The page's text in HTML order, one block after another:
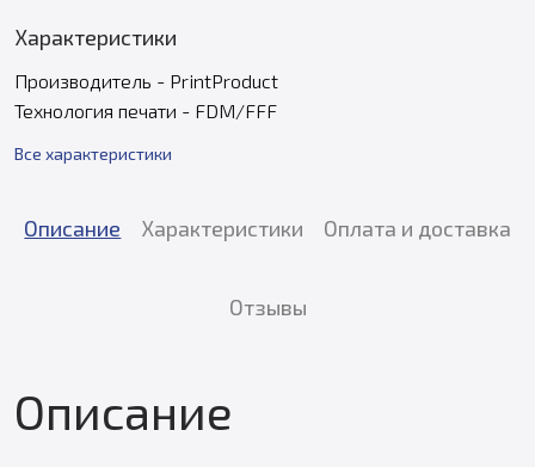
Характеристики
Производитель - PrintProduct
Технология печати - FDM/FFF
Все характеристики
Описание Характеристики Оплата и доставка
Отзывы
Описание